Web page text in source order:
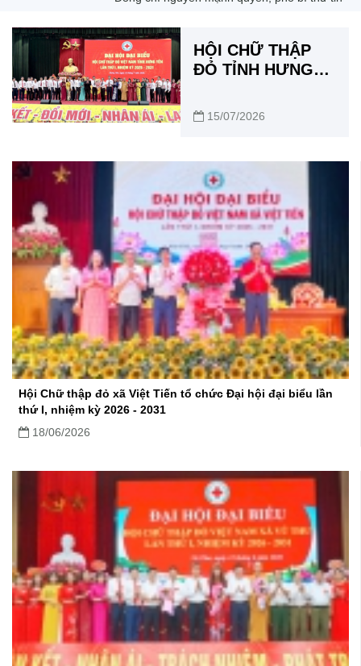
HỘI CHỮ THẬP
ĐỎ TỈNH HƯNG
GIÁ TRỊ NHÂN
ĐẠO, HƯỚNG TỚI
VỮNG
15/07/2026
Hội Chữ thập đỏ xã Việt Tiến tổ chức Đại hội đại biểu lần
thứ I, nhiệm kỳ 2026 - 2031
18/06/2026